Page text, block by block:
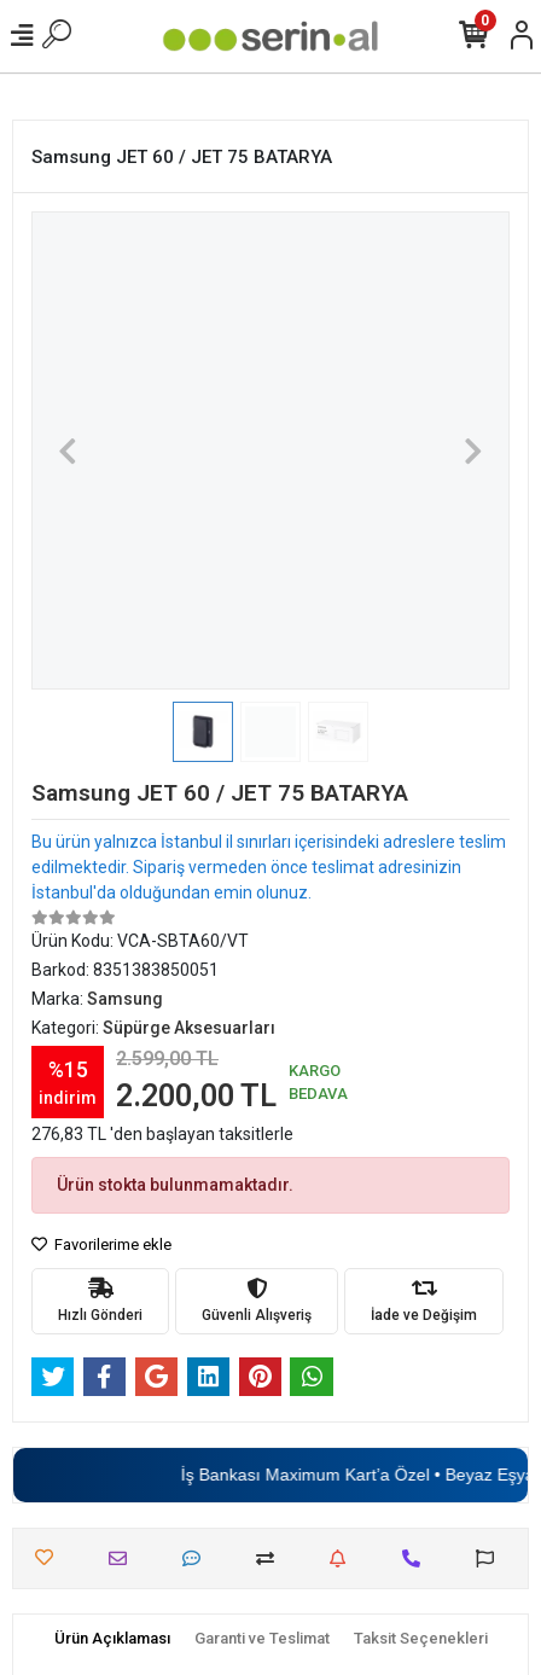
0
Samsung JET 60 / JET 75 BATARYA
Samsung JET 60 / JET 75 BATARYA
Bu ürün yalnızca İstanbul il sınırları içerisindeki adreslere teslim
edilmektedir. Sipariş vermeden önce teslimat adresinizin
İstanbul'da olduğundan emin olunuz.
Ürün Kodu: VCA-SBTA60/VT
Barkod: 8351383850051
Marka: Samsung
Kategori: Süpürge Aksesuarları
%15
indirim
2.599,00 TL
2.200,00 TL
KARGO
BEDAVA
276,83 TL 'den başlayan taksitlerle
Ürün stokta bulunmamaktadır.
Favorilerime ekle
Hızlı Gönderi Güvenli Alışveriş İade ve Değişim
İş Bankası Maximum Kart’a Özel • Beyaz
Ürün Açıklaması Garanti ve Teslimat Taksit Seçenekleri